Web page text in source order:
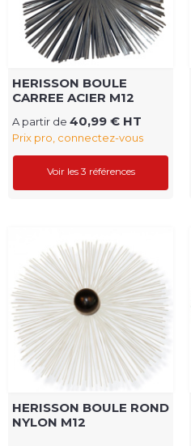
HERISSON BOULE
CARREE ACIER M12
A partir de 40,99 € HT
Prix pro, connectez-vous
Voir les 3 références
HERISSON BOULE ROND
NYLON M12